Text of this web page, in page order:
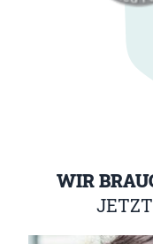
WIR